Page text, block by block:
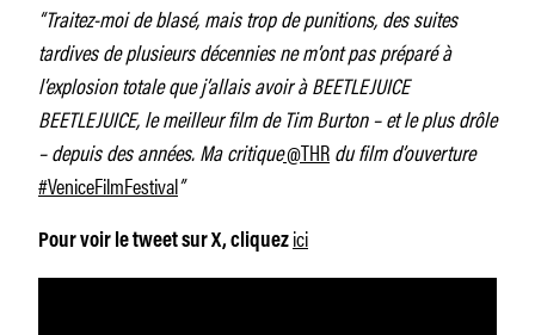
“Traitez-moi de blasé, mais trop de punitions, des suites
tardives de plusieurs décennies ne m’ont pas préparé à
l’explosion totale que j’allais avoir à BEETLEJUICE
BEETLEJUICE, le meilleur film de Tim Burton – et le plus drôle
– depuis des années. Ma critique@THRdu film d’ouverture
#VeniceFilmFestival”
Pour voir le tweet sur X, cliquez ici